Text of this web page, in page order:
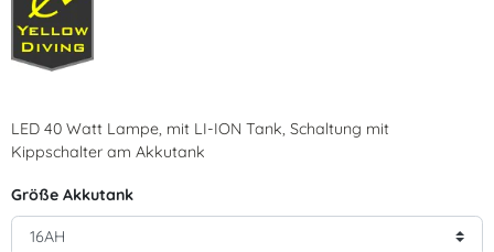
LED 40 Watt Lampe, mit LI-ION Tank, Schaltung mit
Kippschalter am Akkutank
Größe Akkutank